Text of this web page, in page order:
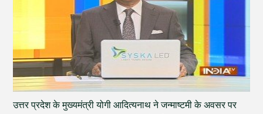
उत्तर प्रदेश के मुख्यमंत्री योगी आदित्यनाथ ने जन्माष्टमी के अवसर पर